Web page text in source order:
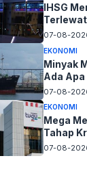
IHSG
07-08-
EKONOMI
Minyak
Ada Apa
07-08-
EKONOMI
Mega
Tahap
07-08-